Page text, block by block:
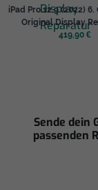
iPad Pro 12.9 (2022)
Original Display
419,90 €
Sende dein
passenden